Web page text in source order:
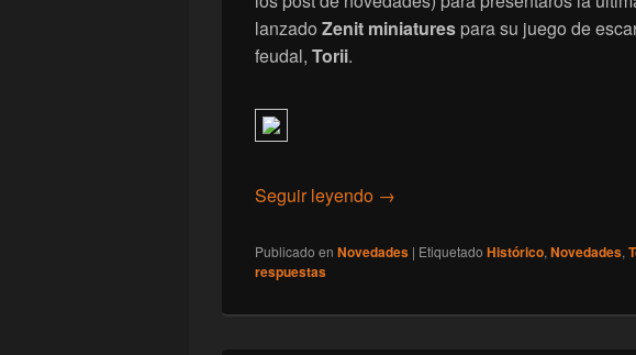
lanzado Zenit miniatures para su juego de
feudal, Torii.
Seguir leyendo [Novedades] caja de inicio de Torii
→
Publicado en Novedades | Etiquetado Histórico, Novedades,
respuestas